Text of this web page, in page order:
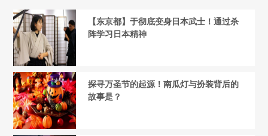
【东京都】于彻底变身日本武士！通过杀
阵学习日本精神
探寻万圣节的起源！南瓜灯与扮装背后的
故事是？